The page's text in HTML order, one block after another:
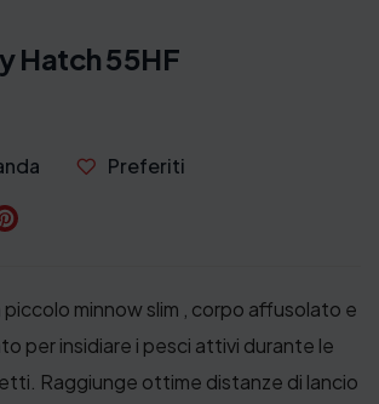
Hatch 55HF
Preferiti
piccolo minnow slim , corpo affusolato e
per insidiare i pesci attivi durante le
Raggiunge ottime distanze di lancio